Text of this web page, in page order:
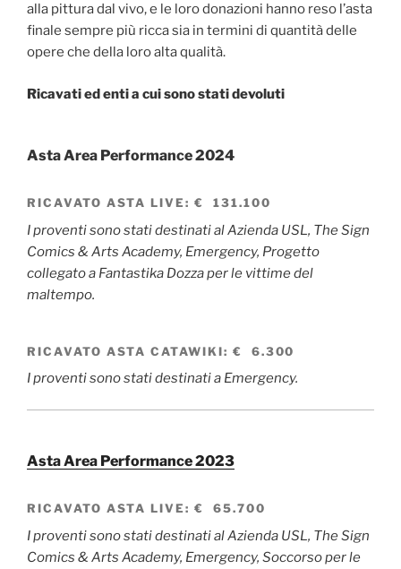
alla pittura dal vivo, e le loro donazioni hanno reso l’asta
finale sempre più ricca sia in termini di quantità delle
opere che della loro alta qualità.
Ricavati ed enti a cui sono stati devoluti
Asta Area Performance 2024
RICAVATO ASTA LIVE: € 131.100
I proventi sono stati destinati al Azienda USL, The Sign
Comics & Arts Academy, Emergency, Progetto
collegato a Fantastika Dozza per le vittime del
maltempo.
RICAVATO ASTA CATAWIKI: € 6.300
I proventi sono stati destinati a Emergency.
Asta Area Performance 2023
RICAVATO ASTA LIVE: € 65.700
I proventi sono stati destinati al Azienda USL, The Sign
Comics & Arts Academy, Emergency, Soccorso per le